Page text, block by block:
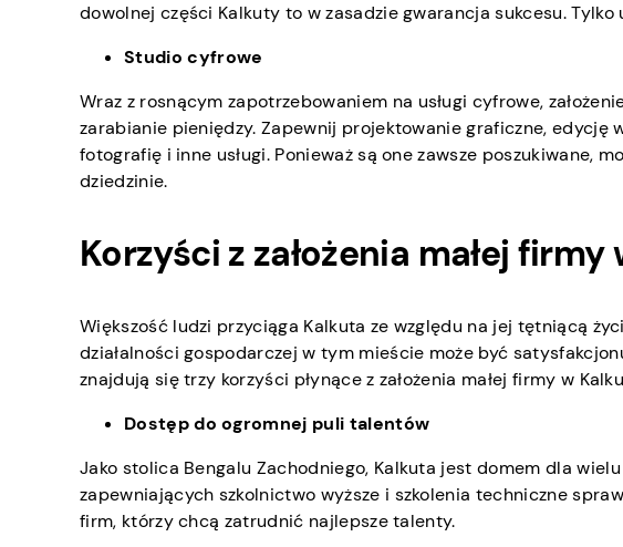
dowolnej części Kalkuty to w zasadzie gwarancja sukcesu.
Studio cyfrowe
Wraz z rosnącym zapotrzebowaniem na usługi cyfrowe,
zarabianie pieniędzy. Zapewnij projektowanie graficzne,
fotografię i inne usługi. Ponieważ są one zawsze poszukiwane,
dziedzinie.
Korzyści z założenia małej
Większość ludzi przyciąga Kalkuta ze względu na jej tętniącą
działalności gospodarczej w tym mieście może być
znajdują się trzy korzyści płynące z założenia małej firmy w
Dostęp do ogromnej puli talentów
Jako stolica Bengalu Zachodniego, Kalkuta jest domem dla
zapewniających szkolnictwo wyższe i szkolenia techniczne
firm, którzy chcą zatrudnić najlepsze talenty.